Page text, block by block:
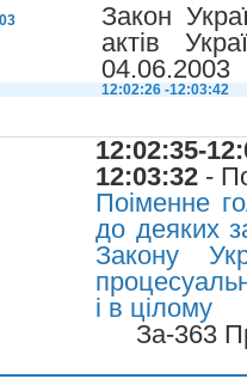
Закон
актів
04.06.2003
12:02:26 -12:03:42
12:02:35-
12:03:32 -
Поіменне
до деяких
Закону
і в цілому
За-363